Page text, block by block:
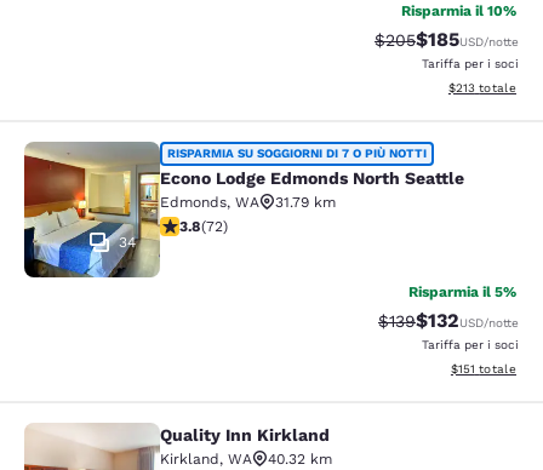
Risparmia il 10%
Tariffa di barratura:
$205Tariffa
$185USD/notte
Tariffa per i soci
Visualizza i
$213 totale
Econo Lodge Edmonds North
34
RISPARMIA SU SOGGIORNI DI 7 O PIÙ NOTTI
Econo Lodge Edmonds North Seattle
Edmonds, WA
31.79 km
Valutazione di 3.82 stelle. Buono. 72 recensioni
3.8(72)
Risparmia il 5%
Tariffa di barratura:
$139Tariffa
$132USD/notte
Tariffa per i soci
Visualizza i
$151 totale
Quality Inn Kirkland
Quality Inn Kirkland
Kirkland, WA 40.32 km